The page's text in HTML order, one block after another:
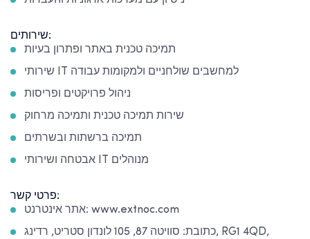
שירותים:
תמיכה טכנית באתר ופתרון בעיות
שירותי IT למחשבים שולחניים ולמקומות עבודה
ניהול פרויקטים ופריסות
שירות תמיכה טכנית ותמיכה מרחוק
תמיכה ברשתות ובשרתים
אבטחה ושירותי IT מנוהלים
פרטי קשר:
אתר אינטרנט: www.extnoc.com
כתובת: סוויטה 87, 105 לונדון סטריט, רדינג, RG1 4QD,